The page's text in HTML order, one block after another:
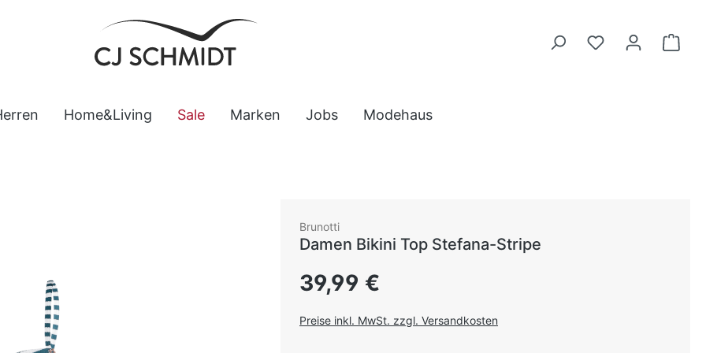
Home&Living Sale Marken Jobs Modehaus
Brunotti
Damen Bikini Top Stefana-Stripe
Regulärer Preis:
39,99 €
Preise inkl. MwSt. zzgl. Versandkosten